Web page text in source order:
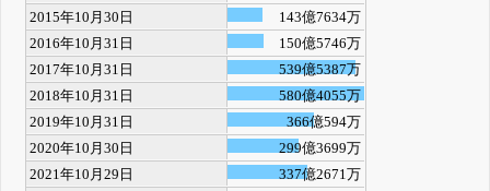
2015年10月30日
143億7634万
2016年10月31日
150億5746万
2017年10月31日
539億5387万
2018年10月31日
580億4055万
2019年10月31日
366億594万
2020年10月30日
299億3699万
2021年10月29日
337億2671万